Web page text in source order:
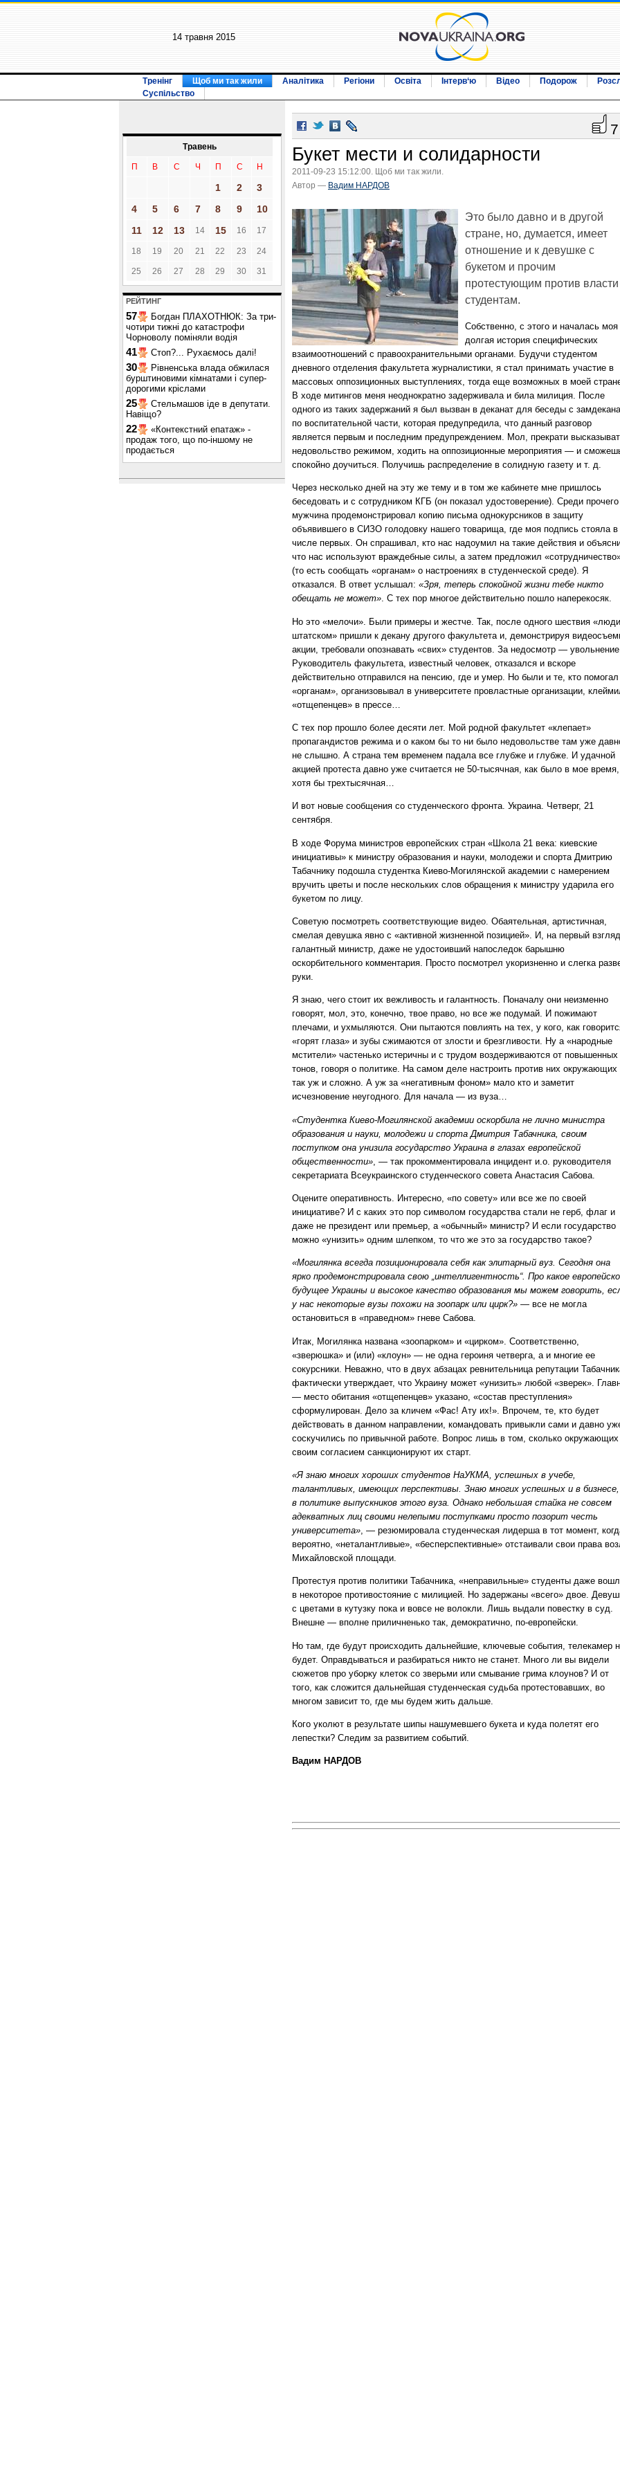
14 травня 2015
Тренінг Щоб ми так жили Аналітика Регіони Освіта Інтерв‘ю Відео Подорож
Суспільство
Травень
П В С Ч П С Н
1 2
3
4
5 6 7 8 9
10
11
12 13 14 15 16 17
18 19 20 21 22 23 24
25 26 27 28 29 30 31
РЕЙТИНГ
57
Богдан ПЛАХОТНЮК: За три-
чотири тижні до катастрофи
Чорноволу поміняли водія
41 Стоп?... Рухаємось далі!
30
Рівненська влада обжилася
бурштиновими кімнатами і супер-
дорогими кріслами
25
Стельмашов іде в депутати.
Навіщо?
22
«Контекстний епатаж» -
продаж того, що по-іншому не
продається
7
Букет мести и солидарности
2011-09-23 15:12:00. Щоб ми так жили.
Автор — Вадим НАРДОВ
Это было давно и в другой
стране, но, думается, имеет
отношение и к девушке с
букетом и прочим
протестующим против власти
студентам.
Собственно, с этого и началась моя
долгая история специфических
взаимоотношений с правоохранительными органами. Будучи студентом
дневного отделения факультета журналистики, я стал принимать участие в
массовых оппозиционных выступлениях, тогда еще возможных в моей
В ходе митингов меня неоднократно задерживала и била милиция. После
одного из таких задержаний я был вызван в деканат для беседы с замдекана
по воспитательной части, которая предупредила, что данный разговор
является первым и последним предупреждением. Мол, прекрати
недовольство режимом, ходить на оппозиционные мероприятия — и
спокойно доучиться. Получишь распределение в солидную газету и т. д.
Через несколько дней на эту же тему и в том же кабинете мне пришлось
беседовать и с сотрудником КГБ (он показал удостоверение). Среди прочего
мужчина продемонстрировал копию письма однокурсников в защиту
объявившего в СИЗО голодовку нашего товарища, где моя подпись стояла в
числе первых. Он спрашивал, кто нас надоумил на такие действия и
что нас используют враждебные силы, а затем предложил
(то есть сообщать «органам» о настроениях в студенческой среде). Я
отказался. В ответ услышал: «Зря, теперь спокойной жизни тебе никто
обещать не может». С тех пор многое действительно пошло наперекосяк.
Но это «мелочи». Были примеры и жестче. Так, после одного шествия
штатском» пришли к декану другого факультета и, демонстрируя
акции, требовали опознавать «свих» студентов. За недосмотр — увольнение.
Руководитель факультета, известный человек, отказался и вскоре
действительно отправился на пенсию, где и умер. Но были и те, кто помогал
«органам», организовывал в университете провластные организации,
«отщепенцев» в прессе…
С тех пор прошло более десяти лет. Мой родной факультет «клепает»
пропагандистов режима и о каком бы то ни было недовольстве там уже
не слышно. А страна тем временем падала все глубже и глубже. И удачной
акцией протеста давно уже считается не 50-тысячная, как было в мое
хотя бы трехтысячная…
И вот новые сообщения со студенческого фронта. Украина. Четверг, 21
сентября.
В ходе Форума министров европейских стран «Школа 21 века: киевские
инициативы» к министру образования и науки, молодежи и спорта Дмитрию
Табачнику подошла студентка Киево-Могилянской академии с намерением
вручить цветы и после нескольких слов обращения к министру ударила его
букетом по лицу.
Советую посмотреть соответствующие видео. Обаятельная, артистичная,
смелая девушка явно с «активной жизненной позицией». И, на первый взгляд,
галантный министр, даже не удостоивший напоследок барышню
оскорбительного комментария. Просто посмотрел укоризненно и слегка
руки.
Я знаю, чего стоит их вежливость и галантность. Поначалу они неизменно
говорят, мол, это, конечно, твое право, но все же подумай. И пожимают
плечами, и ухмыляются. Они пытаются повлиять на тех, у кого, как
«горят глаза» и зубы сжимаются от злости и брезгливости. Ну а «народные
мстители» частенько истеричны и с трудом воздерживаются от повышенных
тонов, говоря о политике. На самом деле настроить против них окружающих
так уж и сложно. А уж за «негативным фоном» мало кто и заметит
исчезновение неугодного. Для начала — из вуза…
«Студентка Киево-Могилянской академии оскорбила не лично министра
образования и науки, молодежи и спорта Дмитрия Табачника, своим
поступком она унизила государство Украина в глазах европейской
общественности» , — так прокомментировала инцидент и.о. руководителя
секретариата Всеукраинского студенческого совета Анастасия Сабова.
Оцените оперативность. Интересно, «по совету» или все же по своей
инициативе? И с каких это пор символом государства стали не герб, флаг и
даже не президент или премьер, а «обычный» министр? И если государство
можно «унизить» одним шлепком, то что же это за государство такое?
«Могилянка всегда позиционировала себя как элитарный вуз. Сегодня она
ярко продемонстрировала свою „интеллигентность“. Про какое
будущее Украины и высокое качество образования мы можем говорить,
у нас некоторые вузы похожи на зоопарк или цирк?» — все не могла
остановиться в «праведном» гневе Сабова.
Итак, Могилянка названа «зоопарком» и «цирком». Соответственно,
«зверюшка» и (или) «клоун» — не одна героиня четверга, а и многие ее
сокурсники. Неважно, что в двух абзацах ревнительница репутации
фактически утверждает, что Украину может «унизить» любой «зверек».
— место обитания «отщепенцев» указано, «состав преступления»
сформулирован. Дело за кличем «Фас! Ату их!». Впрочем, те, кто будет
действовать в данном направлении, командовать привыкли сами и давно
соскучились по привычной работе. Вопрос лишь в том, сколько окружающих
своим согласием санкционируют их старт.
«Я знаю многих хороших студентов НаУКМА, успешных в учебе,
талантливых, имеющих перспективы. Знаю многих успешных и в
в политике выпускников этого вуза. Однако небольшая стайка не совсем
адекватных лиц своими нелепыми поступками просто позорит честь
университета» , — резюмировала студенческая лидерша в тот момент,
вероятно, «неталантливые», «бесперспективные» отстаивали свои права
Михайловской площади.
Протестуя против политики Табачника, «неправильные» студенты даже
в некоторое противостояние с милицией. Но задержаны «всего» двое.
с цветами в кутузку пока и вовсе не волокли. Лишь выдали повестку в суд.
Внешне — вполне приличненько так, демократично, по-европейски.
Но там, где будут происходить дальнейшие, ключевые события, телекамер
будет. Оправдываться и разбираться никто не станет. Много ли вы видели
сюжетов про уборку клеток со зверьми или смывание грима клоунов? И от
того, как сложится дальнейшая студенческая судьба протестовавших, во
многом зависит то, где мы будем жить дальше.
Кого уколют в результате шипы нашумевшего букета и куда полетят его
лепестки? Следим за развитием событий.
Вадим НАРДОВ